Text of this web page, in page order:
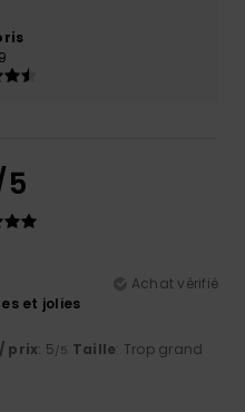
Achat vérifié
et jolies
prix: 5/5 Taille: Trop grand